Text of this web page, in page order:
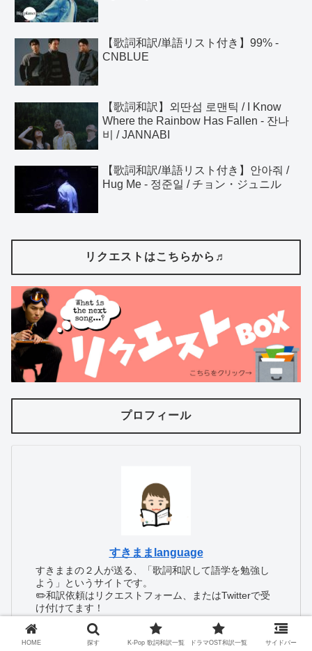
【歌詞和訳/単語リスト付き】99% -
CNBLUE
【歌詞和訳】외딴섬 로맨틱 / I Know
Where the Rainbow Has Fallen - 잔나
비 / JANNABI
【歌詞和訳/単語リスト付き】안아줘 /
Hug Me - 정준일 / チョン・ジュニル
リクエストはこちらから♬
プロフィール
すきままlanguage
すきままの２人が送る、「歌詞和訳して語学を勉強し
よう」というサイトです。
✏️和訳依頼はリクエストフォーム、またはTwitterで受
け付けてます！
HOME 探す K-Pop 歌詞和訳一覧 ドラマOST和訳一覧 サイドバー